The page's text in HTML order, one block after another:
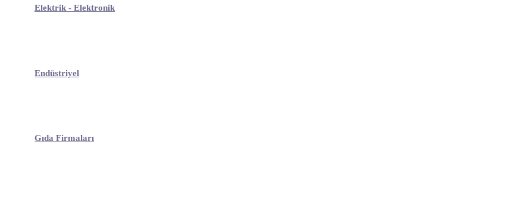
Elektrik - Elektronik
Endüstriyel
Gıda Firmaları